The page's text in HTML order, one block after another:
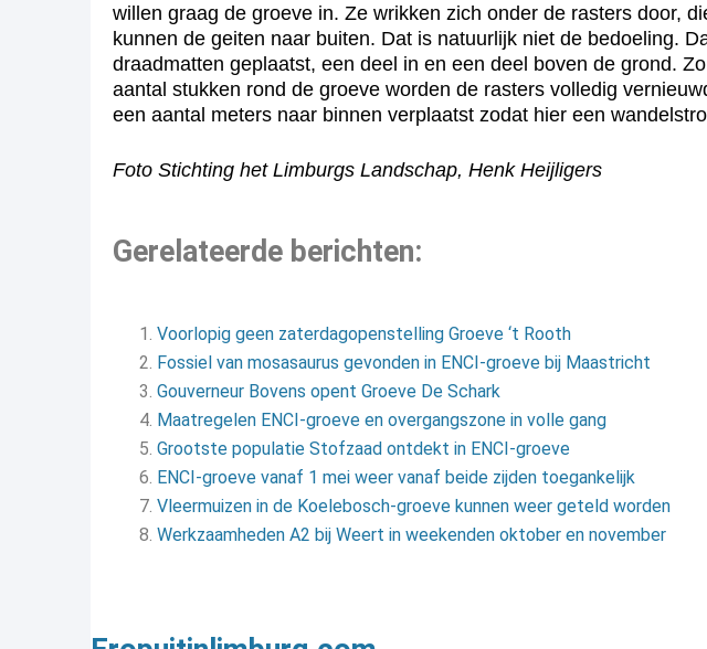
willen graag de groeve in. Ze wrikken zich onder de rasters door,
kunnen de geiten naar buiten. Dat is natuurlijk niet de bedoeling.
draadmatten geplaatst, een deel in en een deel boven de grond.
aantal stukken rond de groeve worden de rasters volledig
een aantal meters naar binnen verplaatst zodat hier een
Foto Stichting het Limburgs Landschap, Henk Heijligers
Gerelateerde berichten:
Voorlopig geen zaterdagopenstelling Groeve ‘t Rooth
Fossiel van mosasaurus gevonden in ENCI-groeve bij Maastricht
Gouverneur Bovens opent Groeve De Schark
Maatregelen ENCI-groeve en overgangszone in volle gang
Grootste populatie Stofzaad ontdekt in ENCI-groeve
ENCI-groeve vanaf 1 mei weer vanaf beide zijden toegankelijk
Vleermuizen in de Koelebosch-groeve kunnen weer geteld worden
Werkzaamheden A2 bij Weert in weekenden oktober en november